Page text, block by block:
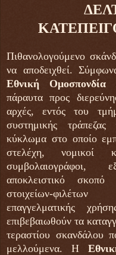
Πιθανολογούμενο
να αποδειχθεί.
Εθνική Ομοσπονδία
πάραυτα προς
αρχές, εντός του
συστημικής
κύκλωμα στο οποίο
στελέχη, νομικοί
συμβολαιογράφοι,
αποκλειστικό
στοιχείων-
επαγγελματικής
επιβεβαιωθούν τα
τεραστίου σκανδάλου
μελλούμενα. Η